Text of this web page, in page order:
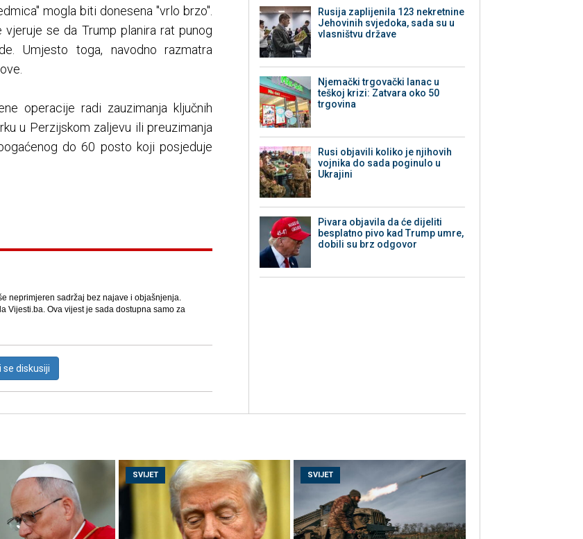
mogla biti donesena "vrlo brzo".
vjeruje se da Trump planira rat punog
Umjesto toga, navodno razmatra
operacije radi zauzimanja ključnih
u Perzijskom zaljevu ili preuzimanja
do 60 posto koji posjeduje
neprimjeren sadržaj bez najave i objašnjenja.
Vijesti.ba. Ova vijest je sada dostupna samo za
se diskusiji
Rusija zaplijenila 123 nekretnine
Jehovinih svjedoka, sada su u
vlasništvu države
Njemački trgovački lanac u
teškoj krizi: Zatvara oko 50
trgovina
Rusi objavili koliko je njihovih
vojnika do sada poginulo u
Ukrajini
Pivara objavila da će dijeliti
besplatno pivo kad Trump umre,
dobili su brz odgovor
SVIJET SVIJET